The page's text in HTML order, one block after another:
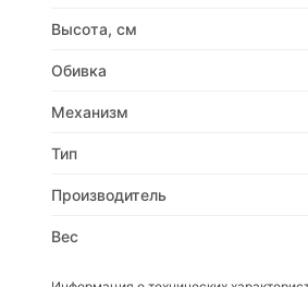
Высота, см
Обивка
Механизм
Тип
Производитель
Вес